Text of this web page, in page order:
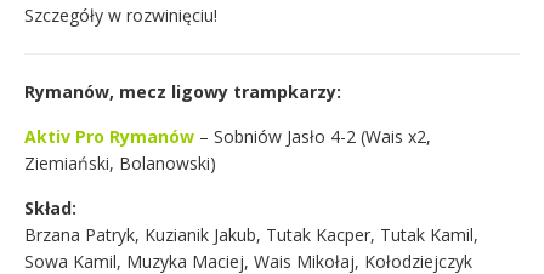
Szczegóły w rozwinięciu!
Rymanów, mecz ligowy trampkarzy:
Aktiv Pro Rymanów – Sobniów Jasło 4-2 (Wais x2,
Ziemiański, Bolanowski)
Skład:
Brzana Patryk, Kuzianik Jakub, Tutak Kacper, Tutak Kamil,
Sowa Kamil, Muzyka Maciej, Wais Mikołaj, Kołodziejczyk